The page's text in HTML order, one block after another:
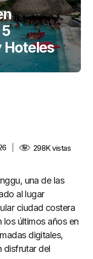
Hoteles
298Kvistas
una de las
al lugar
ciudad costera
los últimos años en
digitales,
disfrutar del